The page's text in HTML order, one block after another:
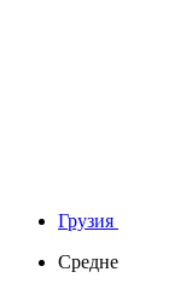
Грузия
Средне